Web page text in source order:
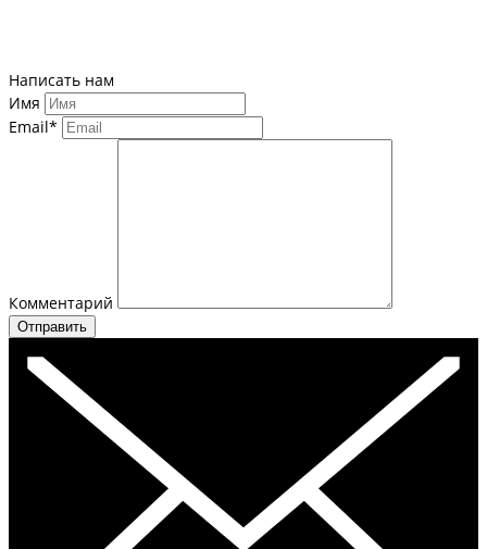
Написать нам
Имя
Email*
Комментарий
Отправить